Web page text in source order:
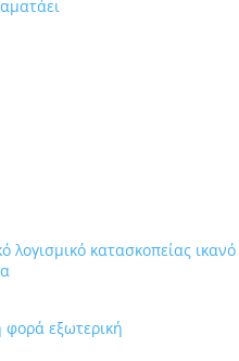
λογισμικό κατασκοπείας ικανό
εξωτερική